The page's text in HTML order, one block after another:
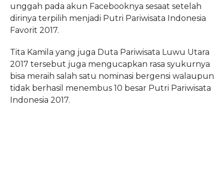
unggah pada akun Facebooknya sesaat setelah
dirinya terpilih menjadi Putri Pariwisata Indonesia
Favorit 2017.
Tita Kamila yang juga Duta Pariwisata Luwu Utara
2017 tersebut juga mengucapkan rasa syukurnya
bisa meraih salah satu nominasi bergensi walaupun
tidak berhasil menembus 10 besar Putri Pariwisata
Indonesia 2017.